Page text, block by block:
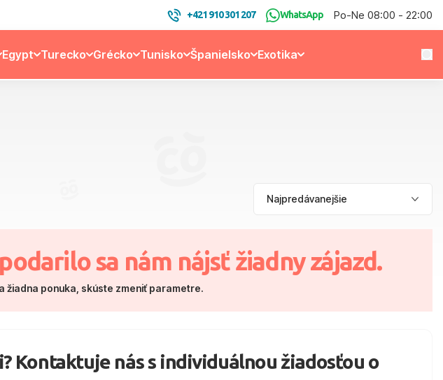
+421 910 301 207 WhatsApp Po-Ne 08:00 - 22:00
Egypt Turecko Grécko Tunisko Španielsko Exotika
sa nám nájsť žiadny zájazd.
žiadna ponuka, skúste zmeniť parametre.
Kontaktuje nás s individuálnou žiadosťou o